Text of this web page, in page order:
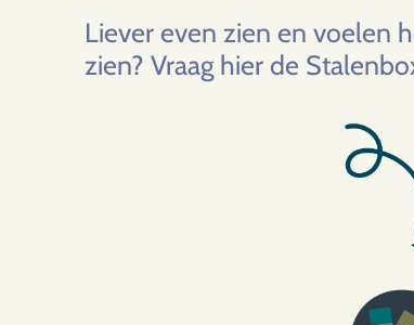
Liever even zien en voelen
zien? Vraag hier de